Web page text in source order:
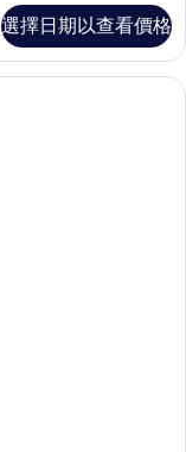
選擇日期以查看價格